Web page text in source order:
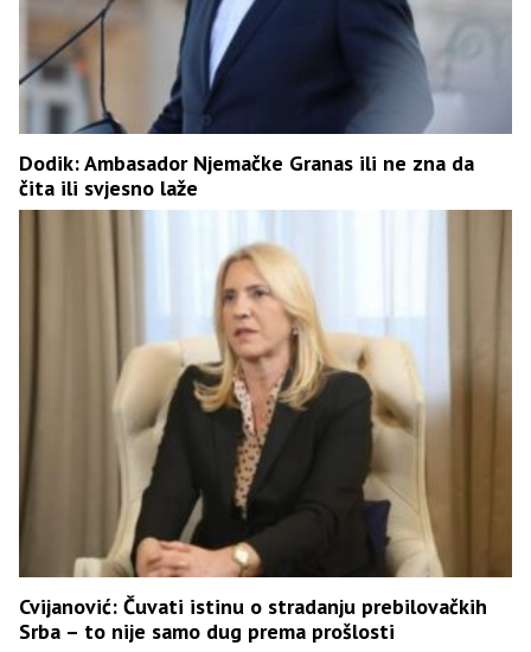
Dodik: Ambasador Njemačke Granas ili ne zna da
čita ili svjesno laže
Cvijanović: Čuvati istinu o stradanju prebilovačkih
Srba – to nije samo dug prema prošlosti